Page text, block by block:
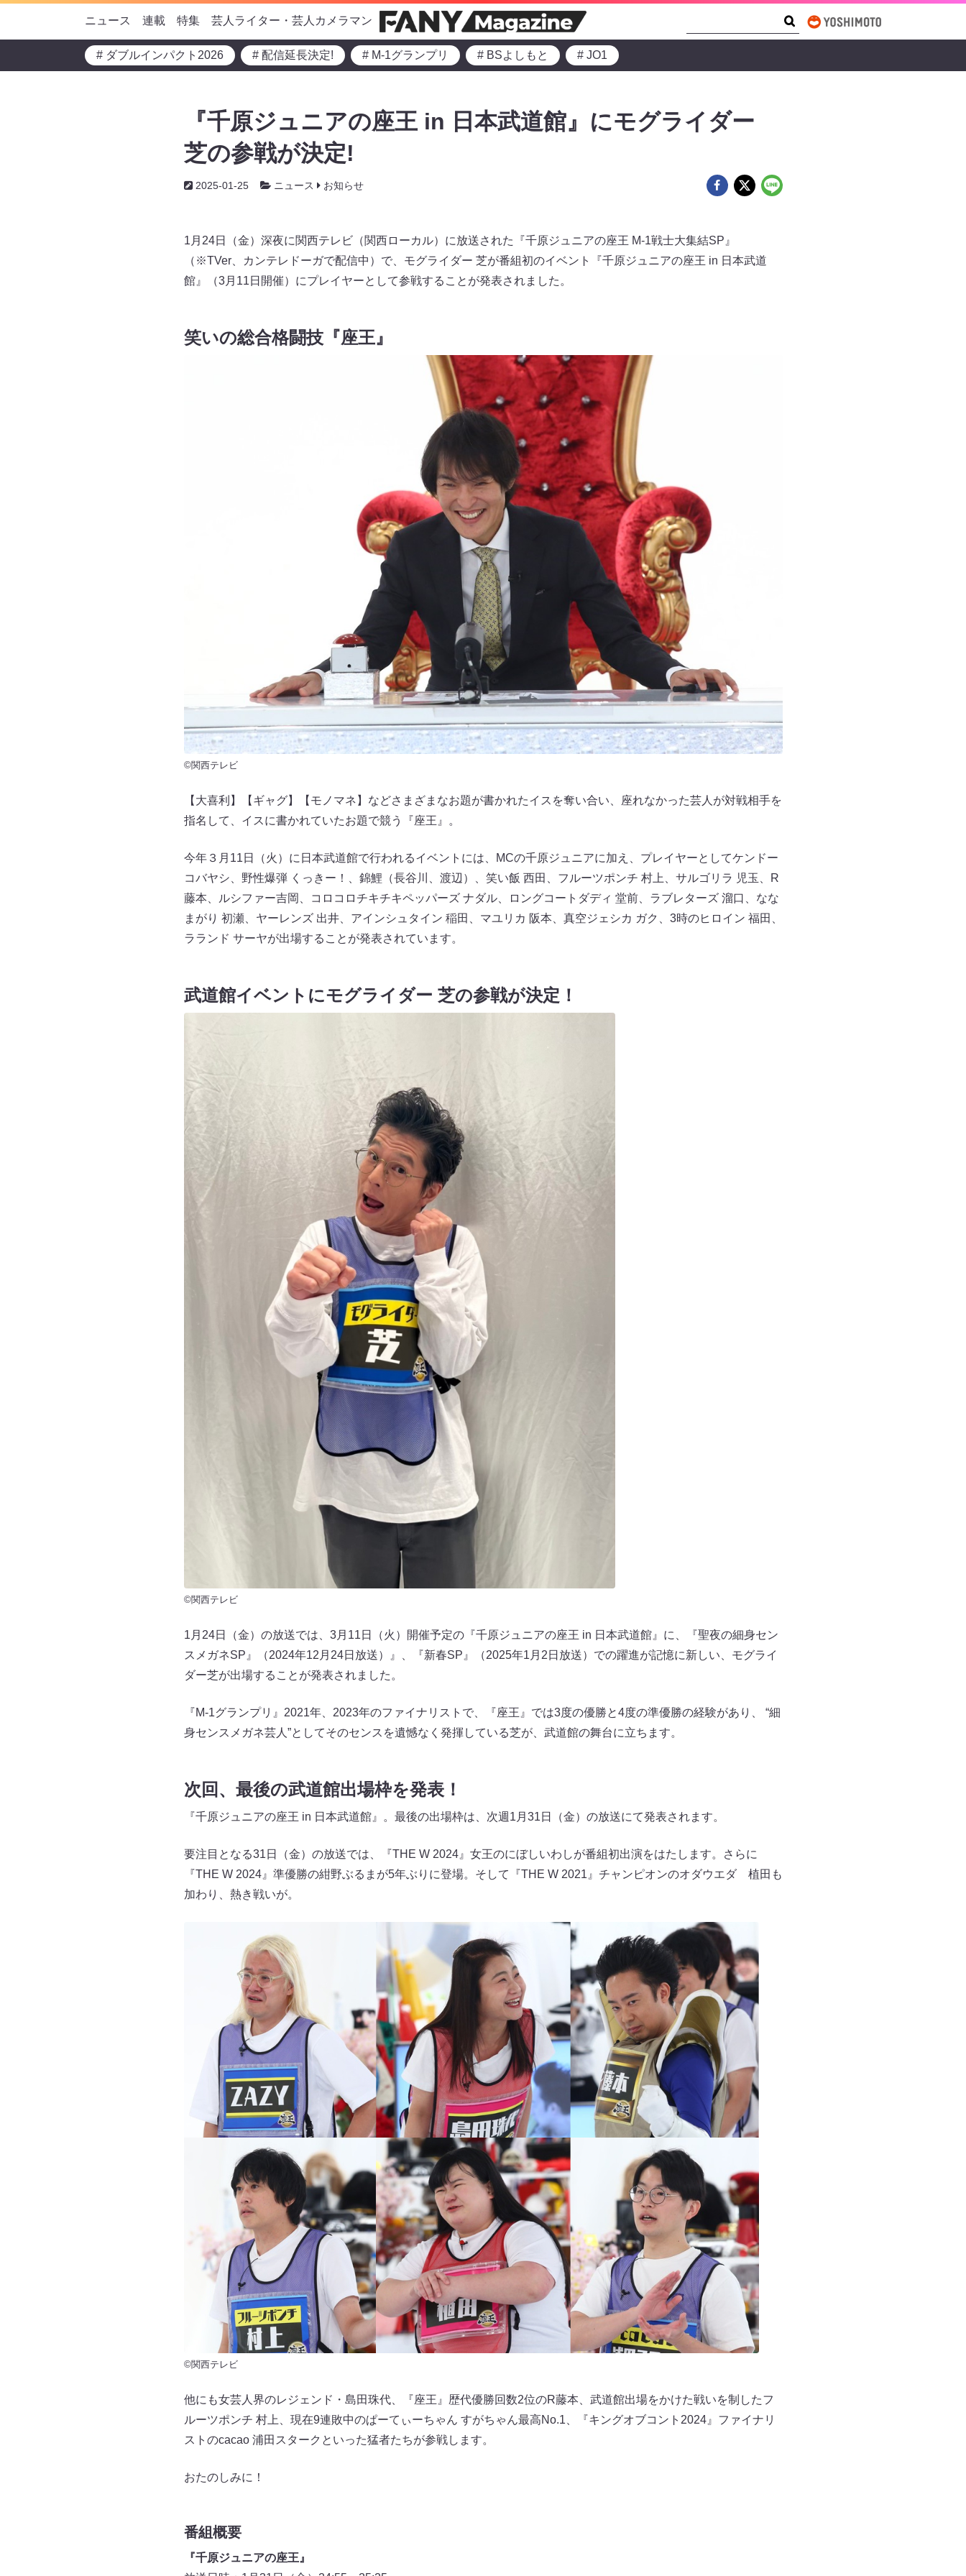
ニュース 連載 特集 芸人ライター・芸人カメラマン
# ダブルインパクト2026 # 配信延長決定! # M-1グランプリ # BSよしもと # JO1
『千原ジュニアの座王 in 日本武道館』にモグライダー
芝の参戦が決定!
2025-01-25 ニュース お知らせ
1月24日（金）深夜に関西テレビ（関西ローカル）に放送された『千原ジュニアの座王 M-1戦士大集結SP』
（※TVer、カンテレドーガで配信中）で、モグライダー 芝が番組初のイベント『千原ジュニアの座王 in 日本武道
館』（3月11日開催）にプレイヤーとして参戦することが発表されました。
笑いの総合格闘技『座王』
©関西テレビ
【大喜利】【ギャグ】【モノマネ】などさまざまなお題が書かれたイスを奪い合い、座れなかった芸人が対戦相手を
指名して、イスに書かれていたお題で競う『座王』。
今年３月11日（火）に日本武道館で行われるイベントには、MCの千原ジュニアに加え、プレイヤーとしてケンドー
コバヤシ、野性爆弾 くっきー！、錦鯉（長谷川、渡辺）、笑い飯 西田、フルーツポンチ 村上、サルゴリラ 児玉、R
藤本、ルシファー吉岡、コロコロチキチキペッパーズ ナダル、ロングコートダディ 堂前、ラブレターズ 溜口、なな
まがり 初瀬、ヤーレンズ 出井、アインシュタイン 稲田、マユリカ 阪本、真空ジェシカ ガク、3時のヒロイン 福田、
ラランド サーヤが出場することが発表されています。
武道館イベントにモグライダー 芝の参戦が決定！
©関西テレビ
1月24日（金）の放送では、3月11日（火）開催予定の『千原ジュニアの座王 in 日本武道館』に、『聖夜の細身セン
スメガネSP』（2024年12月24日放送）』、『新春SP』（2025年1月2日放送）での躍進が記憶に新しい、モグライ
ダー芝が出場することが発表されました。
『M-1グランプリ』2021年、2023年のファイナリストで、『座王』では3度の優勝と4度の準優勝の経験があり、 “細
身センスメガネ芸人”としてそのセンスを遺憾なく発揮している芝が、武道館の舞台に立ちます。
次回、最後の武道館出場枠を発表！
『千原ジュニアの座王 in 日本武道館』。最後の出場枠は、次週1月31日（金）の放送にて発表されます。
要注目となる31日（金）の放送では、『THE W 2024』女王のにぼしいわしが番組初出演をはたします。さらに
『THE W 2024』準優勝の紺野ぶるまが5年ぶりに登場。そして『THE W 2021』チャンピオンのオダウエダ 植田も
加わり、熱き戦いが。
©関西テレビ
他にも女芸人界のレジェンド・島田珠代、『座王』歴代優勝回数2位のR藤本、武道館出場をかけた戦いを制したフ
ルーツポンチ 村上、現在9連敗中のぱーてぃーちゃん すがちゃん最高No.1、『キングオブコント2024』ファイナリ
ストのcacao 浦田スタークといった猛者たちが参戦します。
おたのしみに！
番組概要
『千原ジュニアの座王』